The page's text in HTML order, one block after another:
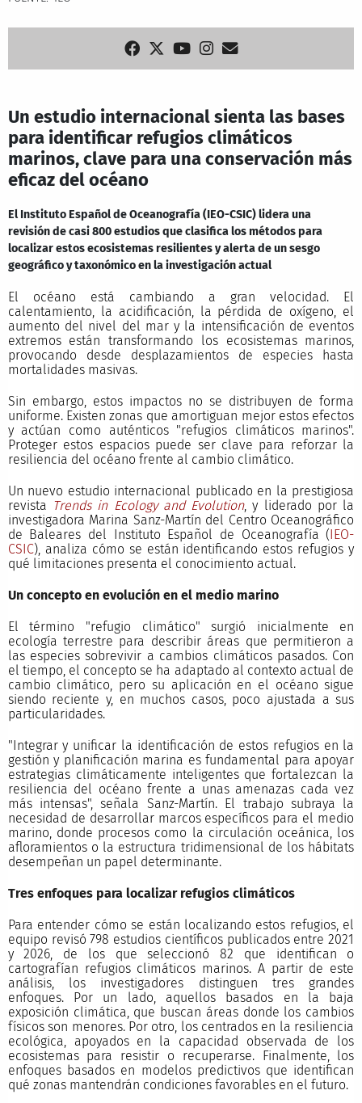
Un estudio internacional sienta las bases
para identificar refugios climáticos
marinos, clave para una conservación más
eficaz del océano
El Instituto Español de Oceanografía (IEO-CSIC) lidera una
revisión de casi 800 estudios que clasifica los métodos para
localizar estos ecosistemas resilientes y alerta de un sesgo
geográfico y taxonómico en la investigación actual
El océano está cambiando a gran velocidad. El
calentamiento, la acidificación, la pérdida de oxígeno, el
aumento del nivel del mar y la intensificación de eventos
extremos están transformando los ecosistemas marinos,
provocando desde desplazamientos de especies hasta
mortalidades masivas.
Sin embargo, estos impactos no se distribuyen de forma
uniforme. Existen zonas que amortiguan mejor estos efectos
y actúan como auténticos "refugios climáticos marinos".
Proteger estos espacios puede ser clave para reforzar la
resiliencia del océano frente al cambio climático.
Un nuevo estudio internacional publicado en la prestigiosa
revista Trends in Ecology and Evolution, y liderado por la
investigadora Marina Sanz-Martín del Centro Oceanográfico
de Baleares del Instituto Español de Oceanografía (IEO-
CSIC), analiza cómo se están identificando estos refugios y
qué limitaciones presenta el conocimiento actual.
Un concepto en evolución en el medio marino
El término "refugio climático" surgió inicialmente en
ecología terrestre para describir áreas que permitieron a
las especies sobrevivir a cambios climáticos pasados. Con
el tiempo, el concepto se ha adaptado al contexto actual de
cambio climático, pero su aplicación en el océano sigue
siendo reciente y, en muchos casos, poco ajustada a sus
particularidades.
"Integrar y unificar la identificación de estos refugios en la
gestión y planificación marina es fundamental para apoyar
estrategias climáticamente inteligentes que fortalezcan la
resiliencia del océano frente a unas amenazas cada vez
más intensas", señala Sanz-Martín. El trabajo subraya la
necesidad de desarrollar marcos específicos para el medio
marino, donde procesos como la circulación oceánica, los
afloramientos o la estructura tridimensional de los hábitats
desempeñan un papel determinante.
Tres enfoques para localizar refugios climáticos
Para entender cómo se están localizando estos refugios, el
equipo revisó 798 estudios científicos publicados entre 2021
y 2026, de los que seleccionó 82 que identifican o
cartografían refugios climáticos marinos. A partir de este
análisis, los investigadores distinguen tres grandes
enfoques. Por un lado, aquellos basados en la baja
exposición climática, que buscan áreas donde los cambios
físicos son menores. Por otro, los centrados en la resiliencia
ecológica, apoyados en la capacidad observada de los
ecosistemas para resistir o recuperarse. Finalmente, los
enfoques basados en modelos predictivos que identifican
qué zonas mantendrán condiciones favorables en el futuro.